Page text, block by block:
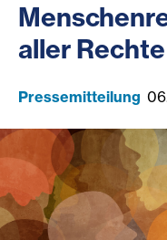
aller Rechte
Pressemitteilung